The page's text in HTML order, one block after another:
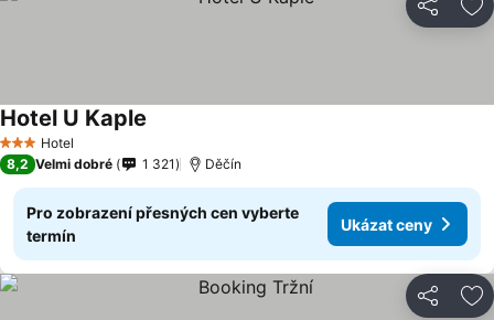
Sdílet
3 Počet hvězdiček
Hotel
Hotel U Kaple
8,2 Velmi dobré 1 321 Děčín
Pro zobrazení přesných cen vyberte
termín
Ukázat ceny
Sdílet